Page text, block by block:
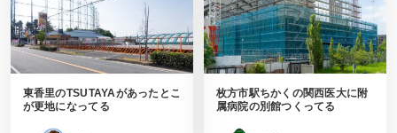
東香里のTSUTAYAがあったとこ
が更地になってる
枚方市駅ちかくの関西医大に附
属病院の別館つくってる